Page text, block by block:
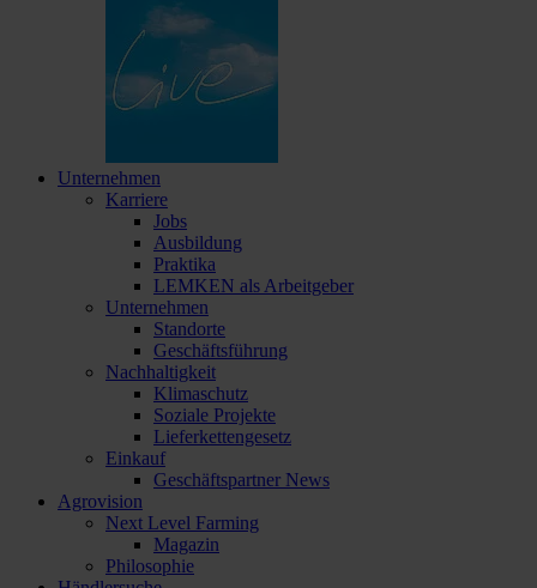
Unternehmen
Karriere
Jobs
Ausbildung
Praktika
LEMKEN als Arbeitgeber
Unternehmen
Standorte
Geschäftsführung
Nachhaltigkeit
Klimaschutz
Soziale Projekte
Lieferkettengesetz
Einkauf
Geschäftspartner News
Agrovision
Next Level Farming
Magazin
Philosophie